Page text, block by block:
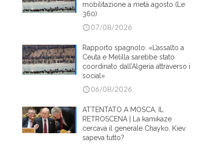
mobilitazione a metà agosto (Le
360)
07/08/2026
Rapporto spagnolo: «L’assalto a
Ceuta e Melilla sarebbe stato
coordinato dall’Algeria attraverso i
social»
06/08/2026
ATTENTATO A MOSCA, IL
RETROSCENA | La kamikaze
cercava il generale Chayko, Kiev
sapeva tutto?